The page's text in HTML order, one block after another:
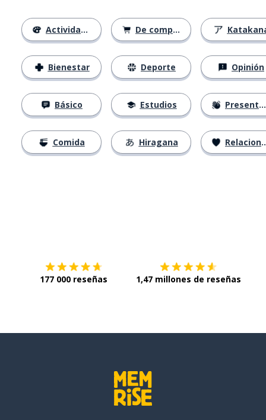
Actividades
Bienestar
Básico
Comida
De compras
Deporte
Estudios
Hiragana
Opinión
Presentación
Relaciones
177 000 reseñas 1,47 millones de reseñas